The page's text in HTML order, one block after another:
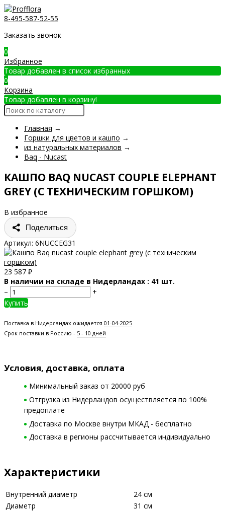
8-495-587-52-55
Заказать звонок
0
Избранное
Товар добавлен в список избранных
0
Корзина
Товар добавлен в корзину!
Главная →
Горшки для цветов и кашпо →
из натуральных материалов →
Baq - Nucast
КАШПО BAQ NUCAST COUPLE ELEPHANT
GREY (С ТЕХНИЧЕСКИМ ГОРШКОМ)
В избранное
Поделиться
Артикул: 6NUCCEG31
23 587 ₽
В наличии на складе в Нидерландах : 41 шт.
–
+
Купить
Поставка в Нидерландах ожидается 01-04-2025
Срок поставки в Россию - 5 - 10 дней
Условия, доставка, оплата
Минимальный заказ от 20000 руб
Отгрузка из Нидерландов осуществляется по 100%
предоплате
Доставка по Москве внутри МКАД - бесплатно
Доставка в регионы рассчитывается индивидуально
Характеристики
Внутренний диаметр
24 см
Диаметр
31 см